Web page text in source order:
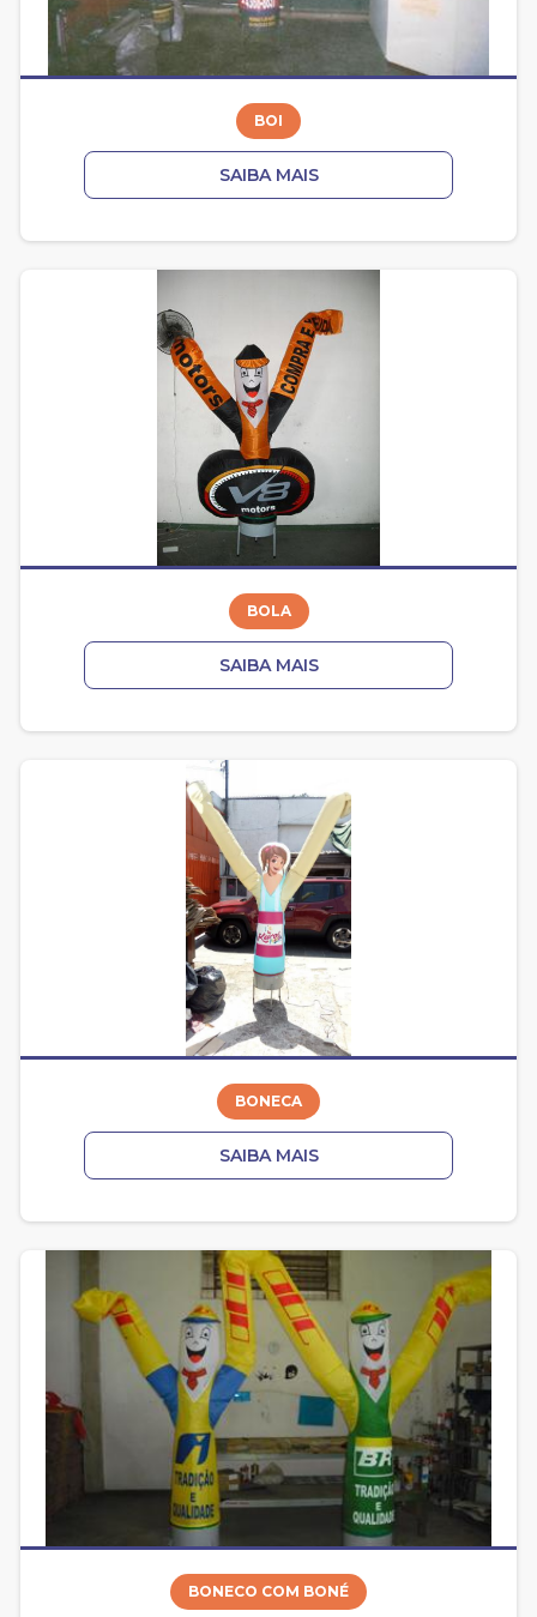
BOI
SAIBA MAIS
BOLA
SAIBA MAIS
BONECA
SAIBA MAIS
BONECO COM BONÉ